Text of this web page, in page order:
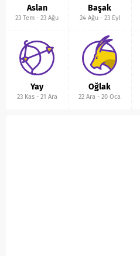
Aslan
23 Tem -23 Ağu
Başak
24 Ağu- 23 Eyl
Yay
23 Kas- 21 Ara
Oğlak
22 Ara -20 Oca